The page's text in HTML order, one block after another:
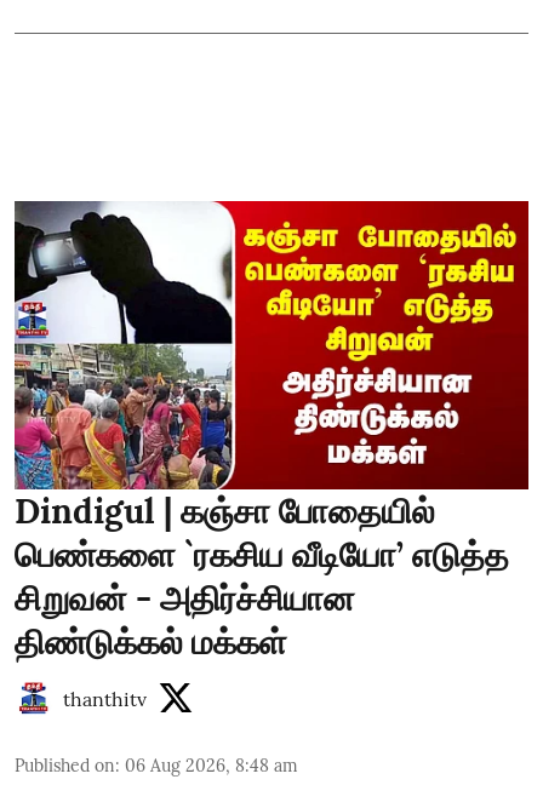
Dindigul | கஞ்சா போதையில்
பெண்களை `ரகசிய வீடியோ’ எடுத்த
சிறுவன் - அதிர்ச்சியான
திண்டுக்கல் மக்கள்
thanthitv
Published on: 06 Aug 2026, 8:48 am